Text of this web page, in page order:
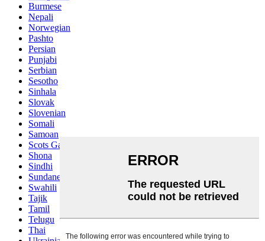
Burmese
Nepali
Norwegian
Pashto
Persian
Punjabi
Serbian
Sesotho
Sinhala
Slovak
Slovenian
Somali
Samoan
Scots Gaelic
Shona
Sindhi
Sundanese
Swahili
Tajik
Tamil
Telugu
Thai